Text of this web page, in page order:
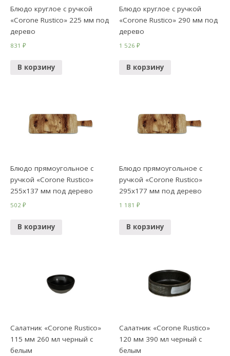
Блюдо круглое с ручкой
«Corone Rustico» 225 мм под
дерево
831₽
В корзину
Блюдо круглое с ручкой
«Corone Rustico» 290 мм под
дерево
1 526₽
В корзину
Блюдо прямоугольное с
ручкой «Corone Rustico»
255х137 мм под дерево
502₽
В корзину
Блюдо прямоугольное с
ручкой «Corone Rustico»
295х177 мм под дерево
1 181₽
В корзину
Салатник «Corone Rustico»
115 мм 260 мл черный с
белым
Салатник «Corone Rustico»
120 мм 390 мл черный с
белым